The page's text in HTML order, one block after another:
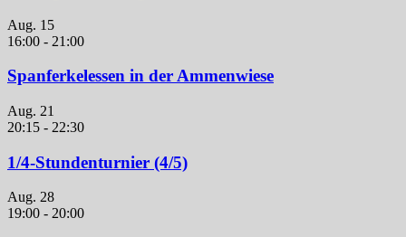
Aug. 15
16:00 - 21:00
Spanferkelessen in der Ammenwiese
Aug. 21
20:15 - 22:30
1/4-Stundenturnier (4/5)
Aug. 28
19:00 - 20:00